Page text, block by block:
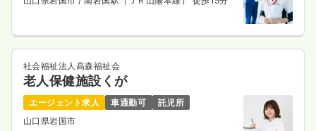
社会福祉法人高森福祉会
老人保健施設くが
エージェント求人 車通勤可
託児所
山口県岩国市